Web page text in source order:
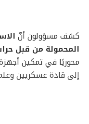
كشف مسؤولون أنّ
المحمولة من قبل
محوريًا في تمكين أجهزة
إلى قادة عسكريين